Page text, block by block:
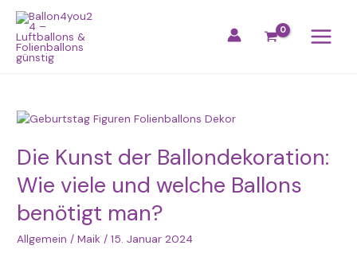
Inhalt
springen
Die Kunst der Ballondekoration:
Wie viele und welche Ballons
benötigt man?
Allgemein /Maik/15. Januar 2024
Die
der
Ballondekoration:
Wie
und
welche